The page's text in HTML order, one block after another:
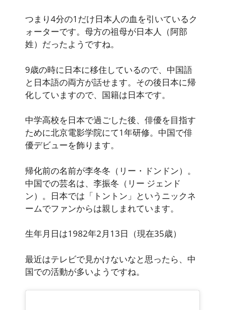
つまり4分の1だけ日本人の血を引いているク
ォーターです。母方の祖母が日本人（阿部
姓）だったようですね。
9歳の時に日本に移住しているので、中国語
と日本語の両方が話せます。その後日本に帰
化していますので、国籍は日本です。
中学高校を日本で過ごした後、俳優を目指す
ために北京電影学院にて1年研修。中国で俳
優デビューを飾ります。
帰化前の名前が李冬冬（リー・ドンドン）。
中国での芸名は、李振冬（リー ジェンド
ン）。日本では「トントン」というニックネ
ームでファンからは親しまれています。
生年月日は1982年2月13日（現在35歳）
最近はテレビで見かけないなと思ったら、中
国での活動が多いようですね。